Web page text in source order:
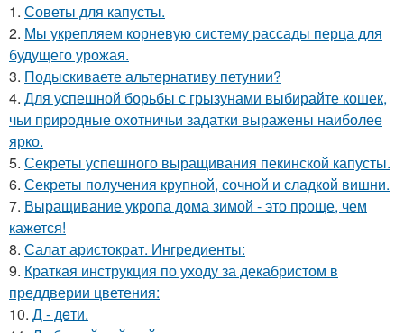
1. Советы для капусты.
2. Мы укрепляем корневую систему рассады перца для
будущего урожая.
3. Подыскиваете альтернативу петунии?
4. Для успешной борьбы с грызунами выбирайте кошек,
чьи природные охотничьи задатки выражены наиболее
ярко.
5. Секреты успешного выращивания пекинской капусты.
6. Секреты получения крупной, сочной и сладкой вишни.
7. Выращивание укропа дома зимой - это проще, чем
кажется!
8. Салат аристократ. Ингредиенты:
9. Краткая инструкция по уходу за декабристом в
преддверии цветения:
10. Д - дeти.